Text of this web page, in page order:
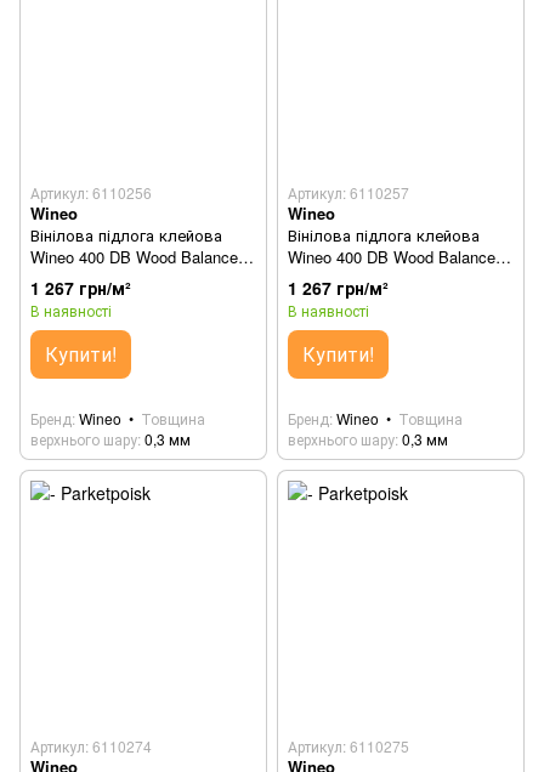
Артикул: 6110256
Wineo
Вінілова підлога клейова
Wineo 400 DB Wood Balanced
Oak Lightgrey DB286WL
1 267 грн/м²
В наявності
Купити!
Бренд Wineo
Товщина
верхнього шару 0,3 мм
Артикул: 6110257
Wineo
Вінілова підлога клейова
Wineo 400 DB Wood Balanced
Oak Grey DB287WL
1 267 грн/м²
В наявності
Купити!
Бренд Wineo
Товщина
верхнього шару 0,3 мм
Артикул: 6110274
Wineo
Артикул: 6110275
Wineo